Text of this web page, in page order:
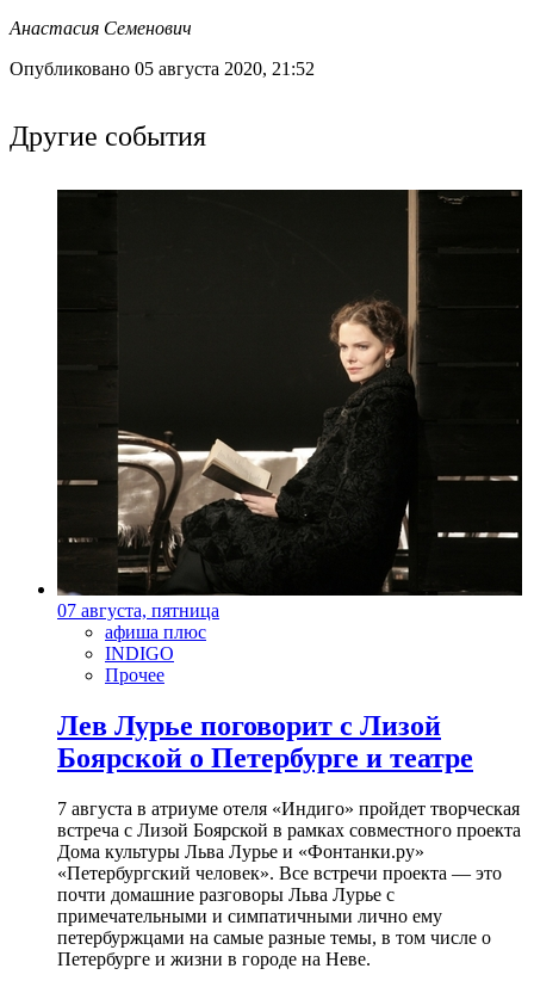
Анастасия Семенович
Опубликовано 05 августа 2020, 21:52
Другие события
07 августа, пятница
афиша плюс
INDIGO
Прочее
Лев Лурье поговорит с Лизой
Боярской о Петербурге и театре
7 августа в атриуме отеля «Индиго» пройдет творческая
встреча с Лизой Боярской в рамках совместного проекта
Дома культуры Льва Лурье и «Фонтанки.ру»
«Петербургский человек». Все встречи проекта — это
почти домашние разговоры Льва Лурье с
примечательными и симпатичными лично ему
петербуржцами на самые разные темы, в том числе о
Петербурге и жизни в городе на Неве.